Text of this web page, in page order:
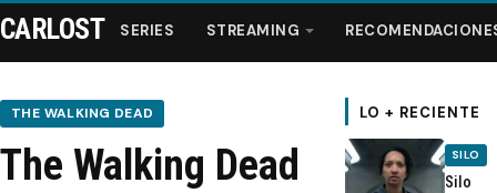
Series
CARLOST SERIES STREAMING
THE WALKING DEAD
The Walking Dead
LO + RECIENTE
SILO
Silo